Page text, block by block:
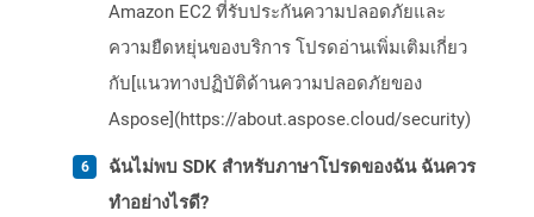
Amazon EC2 ที่รับประกันความปลอดภัยและ
ความยืดหยุ่นของบริการ โปรดอ่านเพิ่มเติมเกี่ยว
กับ[แนวทางปฏิบัติด้านความปลอดภัยของ
Aspose](https://about.aspose.cloud/security)
ฉันไม่พบ SDK สำหรับภาษาโปรดของฉัน ฉันควร
ทำอย่างไรดี?